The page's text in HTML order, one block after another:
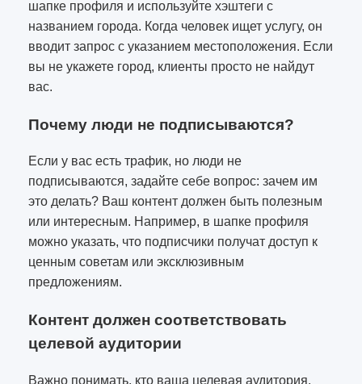
шапке профиля и используйте хэштеги с
названием города. Когда человек ищет услугу, он
вводит запрос с указанием местоположения. Если
вы не укажете город, клиенты просто не найдут
вас.
Почему люди не подписываются?
Если у вас есть трафик, но люди не
подписываются, задайте себе вопрос: зачем им
это делать? Ваш контент должен быть полезным
или интересным. Например, в шапке профиля
можно указать, что подписчики получат доступ к
ценным советам или эксклюзивным
предложениям.
Контент должен соответствовать
целевой аудитории
Важно понимать, кто ваша целевая аудитория.